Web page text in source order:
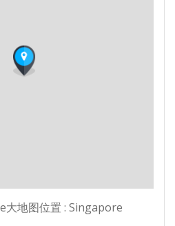
大地图位置 : Singapore